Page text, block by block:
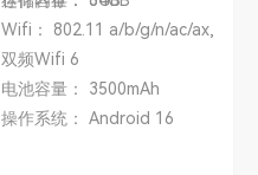
Wifi： 802.11 a/b/g/n/ac/ax,
双频Wifi 6
电池容量： 3500mAh
操作系统： Android 16